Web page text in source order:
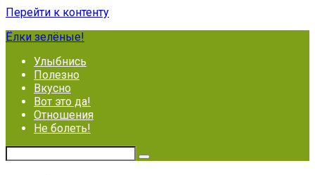
Перейти к контенту
Ёлки зелёные!
Улыбнись
Полезно
Вкусно
Вот это да!
Отношения
Не болеть!